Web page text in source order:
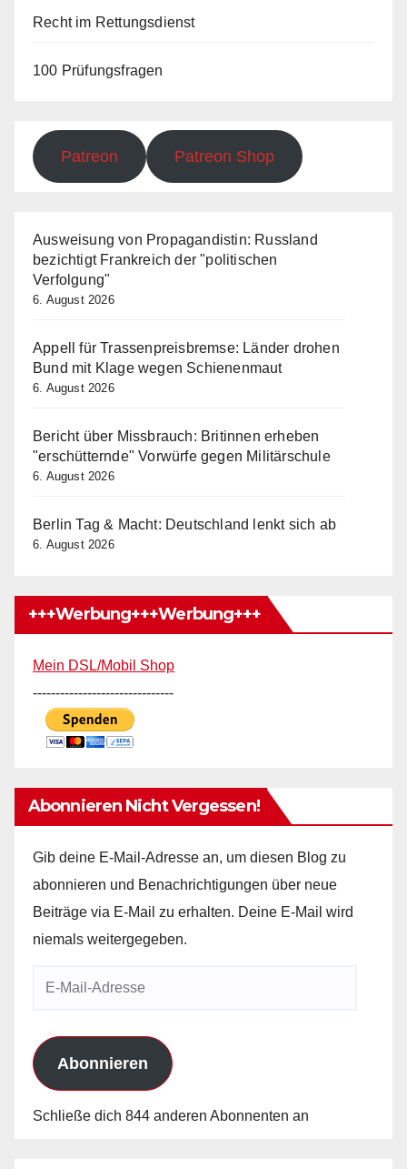
Recht im Rettungsdienst
100 Prüfungsfragen
Patreon Patreon Shop
Ausweisung von Propagandistin: Russland
bezichtigt Frankreich der "politischen
Verfolgung"
6. August 2026
Appell für Trassenpreisbremse: Länder drohen
Bund mit Klage wegen Schienenmaut
6. August 2026
Bericht über Missbrauch: Britinnen erheben
"erschütternde" Vorwürfe gegen Militärschule
6. August 2026
Berlin Tag & Macht: Deutschland lenkt sich ab
6. August 2026
+++Werbung+++Werbung+++
Mein DSL/Mobil Shop
-------------------------------
Abonnieren Nicht Vergessen!
Gib deine E-Mail-Adresse an, um diesen Blog zu
abonnieren und Benachrichtigungen über neue
Beiträge via E-Mail zu erhalten. Deine E-Mail wird
niemals weitergegeben.
Abonnieren
Schließe dich 844 anderen Abonnenten an